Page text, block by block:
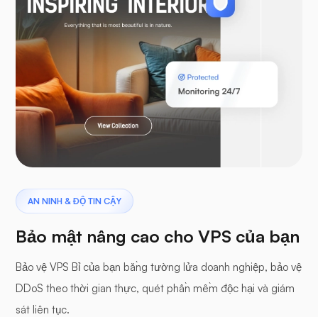
Woocommerce
Laravel
khủng long bay
Bảng đệm
AN NINH & ĐỘ TIN CẬY
Bảo mật nâng cao cho VPS của bạn
Bảo vệ VPS Bỉ của bạn bằng tường lửa doanh nghiệp, bảo vệ
DDoS theo thời gian thực, quét phần mềm độc hại và giám
sát liên tục.